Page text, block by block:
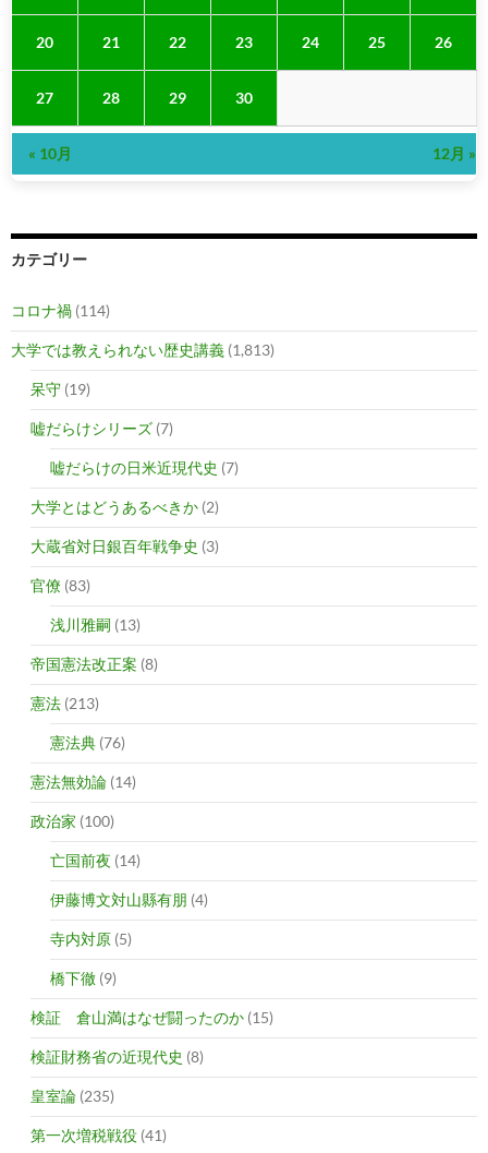
20 21 22 23 24 25 26
27 28 29 30
« 10月 12月 »
カテゴリー
コロナ禍 (114)
大学では教えられない歴史講義 (1,813)
呆守 (19)
嘘だらけシリーズ (7)
嘘だらけの日米近現代史 (7)
大学とはどうあるべきか (2)
大蔵省対日銀百年戦争史 (3)
官僚 (83)
浅川雅嗣 (13)
帝国憲法改正案 (8)
憲法 (213)
憲法典 (76)
憲法無効論 (14)
政治家 (100)
亡国前夜 (14)
伊藤博文対山縣有朋 (4)
寺内対原 (5)
橋下徹 (9)
検証 倉山満はなぜ闘ったのか (15)
検証財務省の近現代史 (8)
皇室論 (235)
第一次増税戦役 (41)